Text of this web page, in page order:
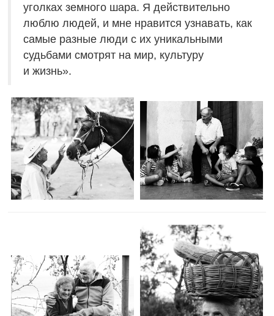
уголках земного шара. Я действительно
люблю людей, и мне нравится узнавать, как
самые разные люди с их уникальными
судьбами смотрят на мир, культуру
и жизнь».